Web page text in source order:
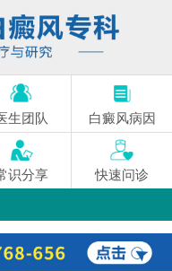
生团队 白癜风病因
识分享 快速问诊
何做好日常防晒？>